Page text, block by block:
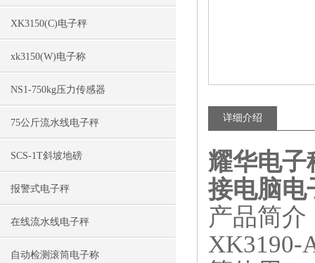
XK3150(C)电子秤
xk3150(W)电子称
NS1-750kg压力传感器
75公斤流水线电子秤
SCS-1T斜坡地磅
报警式电子秤
在线流水线电子秤
自动检测滚筒电子称
详细介绍
耀华电子
接电脑电
产品简介
XK3190-